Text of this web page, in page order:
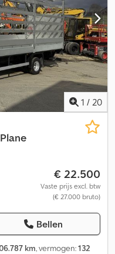
1 / 20
€ 22.500
Vaste prijs excl. btw
(€ 27.000 bruto)
Bellen
km, vermogen:132